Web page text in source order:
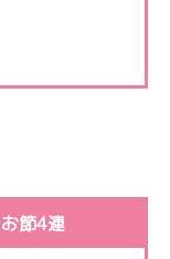
節4連